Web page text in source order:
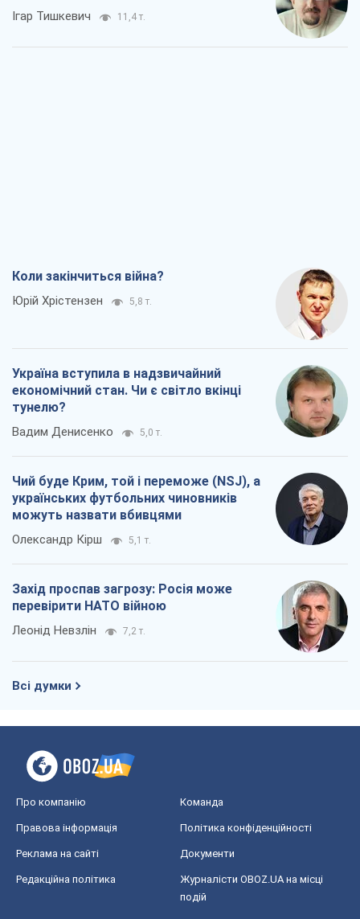
Ігар Тишкевич 11,4 т.
Коли закінчиться війна?
Юрій Хрістензен 5,8 т.
Україна вступила в надзвичайний
економічний стан. Чи є світло вкінці
тунелю?
Вадим Денисенко 5,0 т.
Чий буде Крим, той і переможе (NSJ), а
українських футбольних чиновників
можуть назвати вбивцями
Олександр Кірш 5,1 т.
Захід проспав загрозу: Росія може
перевірити НАТО війною
Леонід Невзлін 7,2 т.
Всі думки
Про компанію Команда
Правова інформація Політика конфіденційності
Реклама на сайті Документи
Редакційна політика
Журналісти OBOZ.UA на місці
подій